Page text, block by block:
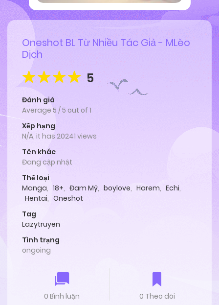
Oneshot BL Từ Nhiều Tác Giả - MLèo
Dịch
5
Đánh giá
Average 5 /5 out of 1
Xếp hạng
N/A, it has 20241 views
Tên khác
Đang cập nhật
Thể loại
Manga, 18+, Đam Mỹ, boylove, Harem, Echi,
Hentai, Oneshot
Tag
Lazytruyen
Tình trạng
ongoing
0 Bình luận 0 Theo dõi